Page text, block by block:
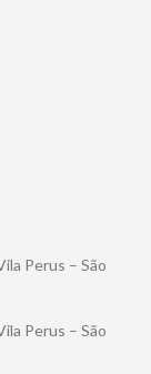
Perus – São
Perus – São